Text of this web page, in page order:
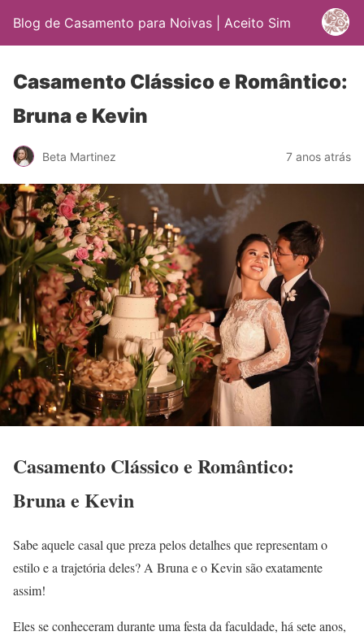
Blog de Casamento para Noivas | Aceito Sim
Casamento Clássico e Romântico:
Bruna e Kevin
Beta Martinez 7 anos atrás
Casamento Clássico e Romântico:
Bruna e Kevin
Sabe aquele casal que preza pelos detalhes que representam o
estilo e a trajetória deles? A Bruna e o Kevin são exatamente
assim!
Eles se conheceram durante uma festa da faculdade, há sete anos,